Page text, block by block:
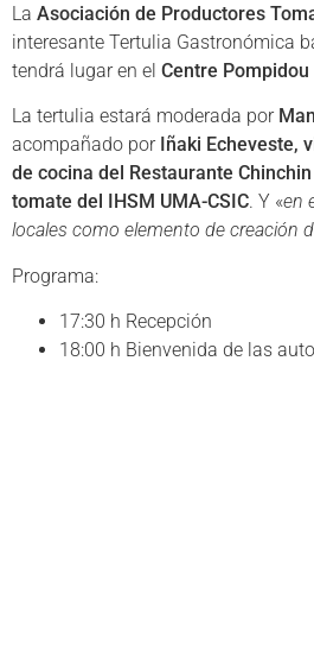
La Asociación de Productores
interesante Tertulia Gastronómica
tendrá lugar en el Centre
La tertulia estará moderada por
acompañado por Iñaki Echeveste,
de cocina del Restaurante
tomate del IHSM UMA-CSIC. Y «en
locales como elemento de creación
Programa:
17:30 h Recepción
18:00 h Bienvenida de las